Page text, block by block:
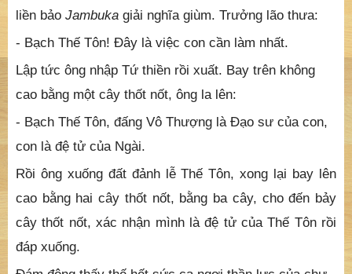
liền bảo Jambuka giải nghĩa giùm. Trưởng lão thưa:
- Bạch Thế Tôn! Ðây là việc con cần làm nhất.
Lập tức ông nhập Tứ thiền rồi xuất. Bay trên không
cao bằng một cây thốt nốt, ông la lên:
- Bạch Thế Tôn, đấng Vô Thượng là Ðạo sư của con,
con là đệ tử của Ngài.
Rồi ông xuống đất đảnh lễ Thế Tôn, xong lại bay lên
cao bằng hai cây thốt nốt, bằng ba cây, cho đến bảy
cây thốt nốt, xác nhận mình là đệ tử của Thế Tôn rồi
đáp xuống.